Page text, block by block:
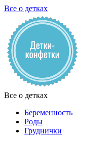
Все о детках
Все о детках
Беременность
Роды
Груднички